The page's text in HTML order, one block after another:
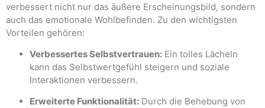
verbessert nicht nur das äußere Erscheinungsbild, sondern
auch das emotionale Wohlbefinden. Zu den wichtigsten
Vorteilen gehören:
Verbessertes Selbstvertrauen: Ein tolles Lächeln
kann das Selbstwertgefühl steigern und soziale
Interaktionen verbessern.
Erweiterte Funktionalität: Durch die Behebung von